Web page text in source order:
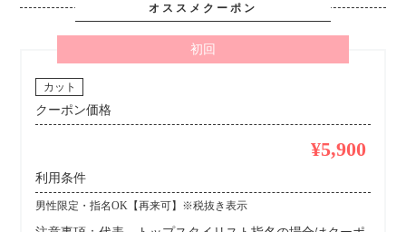
オススメクーポン
初回
カット
クーポン価格
¥5,900
利用条件
男性限定・指名OK【再来可】※税抜き表示